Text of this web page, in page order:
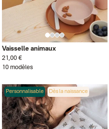
Vaisselle animaux
21,00 €
10 modèles
Dès la naissance
Personnalisable